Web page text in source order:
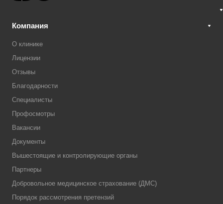
Компания
О клинике
Лицензии
Отзывы
Благодарности
Специалисты
Профосмотры
Вакансии
Документы
Вышестоящие и контролирующие органы
Партнеры
Добровольное медицинское страхование (ДМС)
Порядок рассмотрения претензий